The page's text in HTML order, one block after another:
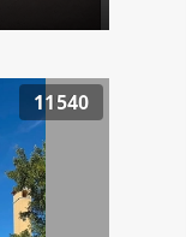
11540